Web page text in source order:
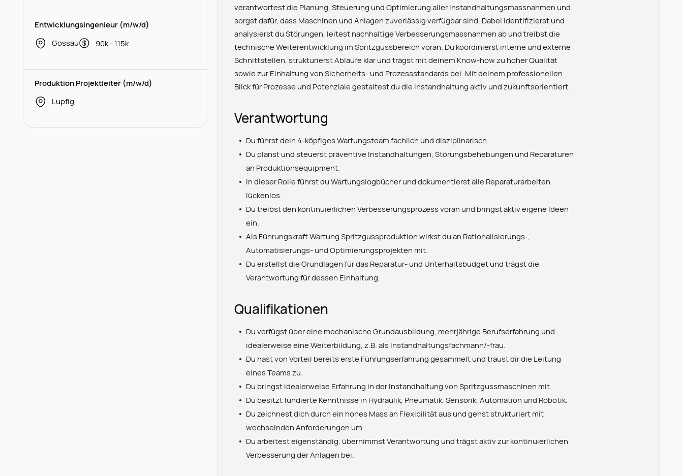
Entwicklungsingenieur (m/w/d)
Gossau
90k - 115k
Produktion Projektleiter (m/w/d)
Lupfig
verantwortest die Planung, Steuerung und Optimierung aller Instandhaltungsmassnahmen und
sorgst dafür, dass Maschinen und Anlagen zuverlässig verfügbar sind. Dabei identifizierst und
analysierst du Störungen, leitest nachhaltige Verbesserungsmassnahmen ab und treibst die
technische Weiterentwicklung im Spritzgussbereich voran. Du koordinierst interne und externe
Schnittstellen, strukturierst Abläufe klar und trägst mit deinem Know-how zu hoher Qualität
sowie zur Einhaltung von Sicherheits- und Prozessstandards bei. Mit deinem professionellen
Blick für Prozesse und Potenziale gestaltest du die Instandhaltung aktiv und zukunftsorientiert.
Verantwortung
Du führst dein 4-köpfiges Wartungsteam fachlich und disziplinarisch.
Du planst und steuerst präventive Instandhaltungen, Störungsbehebungen und Reparaturen
an Produktionsequipment.
In dieser Rolle führst du Wartungslogbücher und dokumentierst alle Reparaturarbeiten
lückenlos.
Du treibst den kontinuierlichen Verbesserungsprozess voran und bringst aktiv eigene Ideen
ein.
Als Führungskraft Wartung Spritzgussproduktion wirkst du an Rationalisierungs-,
Automatisierungs- und Optimierungsprojekten mit.
Du erstellst die Grundlagen für das Reparatur- und Unterhaltsbudget und trägst die
Verantwortung für dessen Einhaltung.
Qualifikationen
Du verfügst über eine mechanische Grundausbildung, mehrjährige Berufserfahrung und
idealerweise eine Weiterbildung, z.B. als Instandhaltungsfachmann/-frau.
Du hast von Vorteil bereits erste Führungserfahrung gesammelt und traust dir die Leitung
eines Teams zu.
Du bringst idealerweise Erfahrung in der Instandhaltung von Spritzgussmaschinen mit.
Du besitzt fundierte Kenntnisse in Hydraulik, Pneumatik, Sensorik, Automation und Robotik.
Du zeichnest dich durch ein hohes Mass an Flexibilität aus und gehst strukturiert mit
wechselnden Anforderungen um.
Du arbeitest eigenständig, übernimmst Verantwortung und trägst aktiv zur kontinuierlichen
Verbesserung der Anlagen bei.